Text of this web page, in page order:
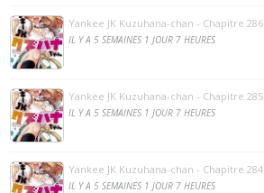
Yankee JK Kuzuhana-chan - Chapitre 286
IL Y A 5 SEMAINES 1 JOUR 7 HEURES
Yankee JK Kuzuhana-chan - Chapitre 285
IL Y A 5 SEMAINES 1 JOUR 7 HEURES
Yankee JK Kuzuhana-chan - Chapitre 284
IL Y A 5 SEMAINES 1 JOUR 7 HEURES